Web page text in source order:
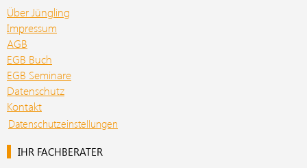
Über Jüngling
Impressum
AGB
EGB Buch
EGB Seminare
Datenschutz
Kontakt
Datenschutzeinstellungen
IHR FACHBERATER